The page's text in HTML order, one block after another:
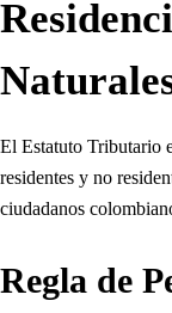
El Estatuto Tributario
residentes y no
ciudadanos
Regla de